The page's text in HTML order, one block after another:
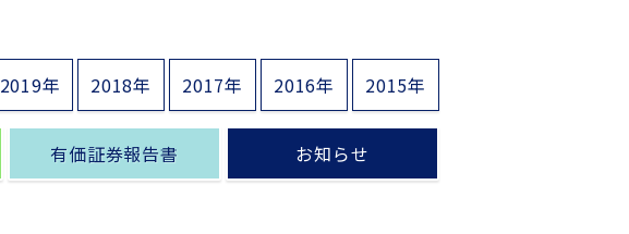
2019年 2018年 2017年 2016年 2015年
有価証券報告書 お知らせ